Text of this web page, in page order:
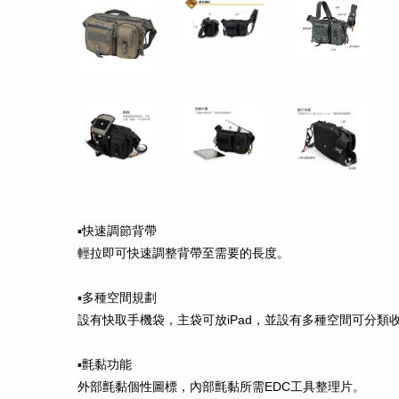
▪️快速調節背帶
輕拉即可快速調整背帶至需要的長度。
▪️多種空間規劃
設有快取手機袋，主袋可放iPad，並設有多種空間可分類
▪️氈黏功能
外部氈黏個性圖標，內部氈黏所需EDC工具整理片。